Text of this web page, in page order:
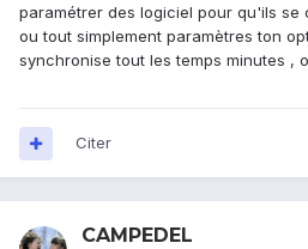
paramétrer des logiciel pour qu'ils se
ou tout simplement paramètres ton
synchronise tout les temps minutes ,
Citer
CAMPEDEL